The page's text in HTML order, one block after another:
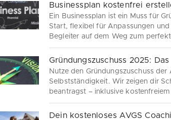
Businessplan kostenfrei
Ein Businessplan ist ein Muss für
Start, flexibel für Anpassungen
Begleiter auf dem Weg zum
Gründungszuschuss 2025:
Nutze den Gründungszuschuss
Selbstständigkeit. Wir zeigen dir
beantragst – inklusive
Existenzgründung.
Dein kostenloses AVGS